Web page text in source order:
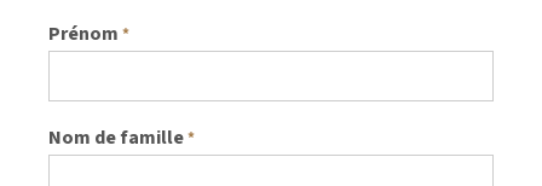
Prénom *
Nom de famille*